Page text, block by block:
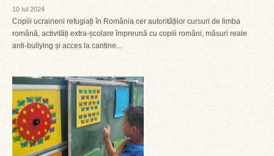
10 Iul 2024
Copiii ucraineni refugiați în România cer autorităților cursuri de limba
română, activități extra-școlare împreună cu copiii români, măsuri reale
anti-bullying și acces la cantine...